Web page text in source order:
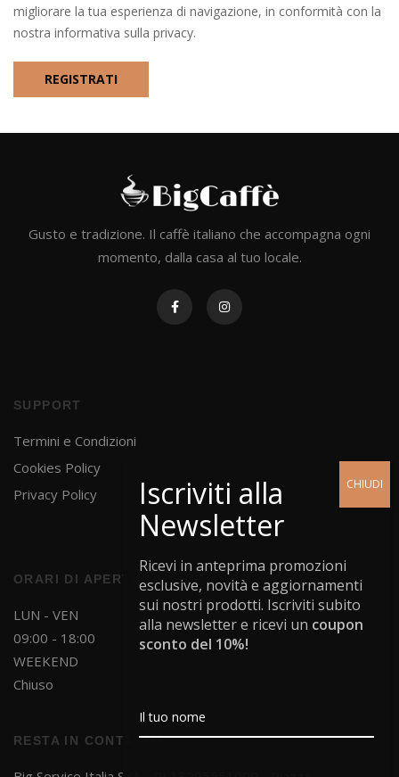
migliorare la tua esperienza di navigazione, in conformità con la
nostra informativa sulla privacy.
REGISTRATI
Gusto e tradizione. Il caffè italiano che accompagna ogni
momento, dalla casa al tuo locale.
SUPPORT
Termini e Condizioni
Cookies Policy
Privacy Policy
ORARI DI APERTURA
LUN - VEN
09:00 - 18:00
WEEKEND
Chiuso
RESTA IN CONTATTO
Ricevi in anteprima promozioni
esclusive, novità e aggiornamenti
sui nostri prodotti. Iscriviti subito
alla newsletter e ricevi un coupon
sconto del 10%!